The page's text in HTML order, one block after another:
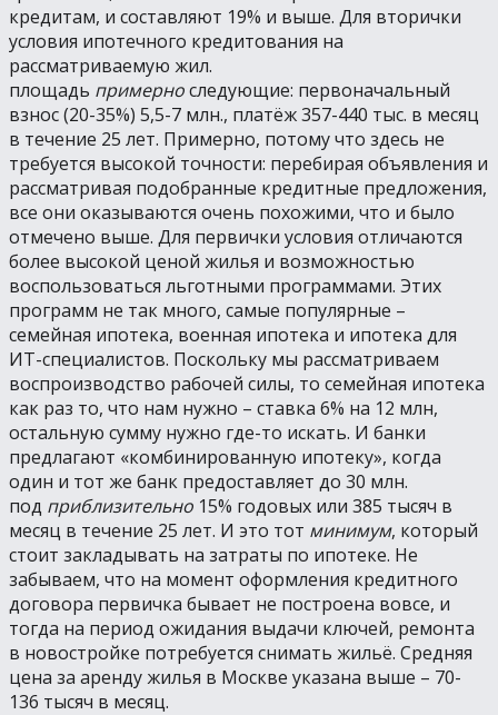
кредитам, и составляют 19% и выше. Для вторички
условия ипотечного кредитования на
рассматриваемую жил.
площадь примерноследующие: первоначальный
взнос (20-35%) 5,5-7 млн., платёж 357-440 тыс. в месяц
в течение 25 лет. Примерно, потому что здесь не
требуется высокой точности: перебирая объявления и
рассматривая подобранные кредитные предложения,
все они оказываются очень похожими, что и было
отмечено выше. Для первички условия отличаются
более высокой ценой жилья и возможностью
воспользоваться льготными программами. Этих
программ не так много, самые популярные –
семейная ипотека, военная ипотека и ипотека для
ИТ-специалистов. Поскольку мы рассматриваем
воспроизводство рабочей силы, то семейная ипотека
как раз то, что нам нужно – ставка 6% на 12 млн,
остальную сумму нужно где-то искать. И банки
предлагают «комбинированную ипотеку», когда
один и тот же банк предоставляет до 30 млн.
под приблизительно 15% годовых или 385 тысяч в
месяц в течение 25 лет. И это тот минимум, который
стоит закладывать на затраты по ипотеке. Не
забываем, что на момент оформления кредитного
договора первичка бывает не построена вовсе, и
тогда на период ожидания выдачи ключей, ремонта
в новостройке потребуется снимать жильё. Средняя
цена за аренду жилья в Москве указана выше – 70-
136 тысяч в месяц.